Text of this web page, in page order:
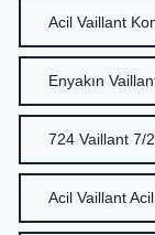
Acil Vaillant
Enyakın
724 Vaillant 7/
Acil Vaillant